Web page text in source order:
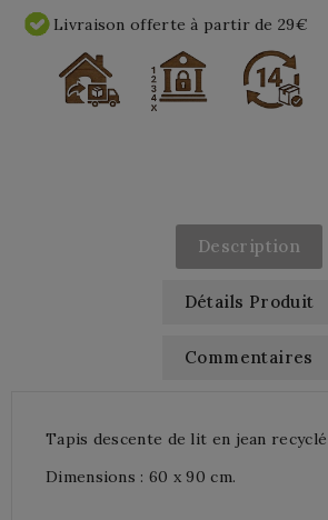
Livraison offerte à partir de 29€
Description
Détails Produit
Commentaires
Tapis descente de lit en jean
Dimensions : 60 x 90 cm.